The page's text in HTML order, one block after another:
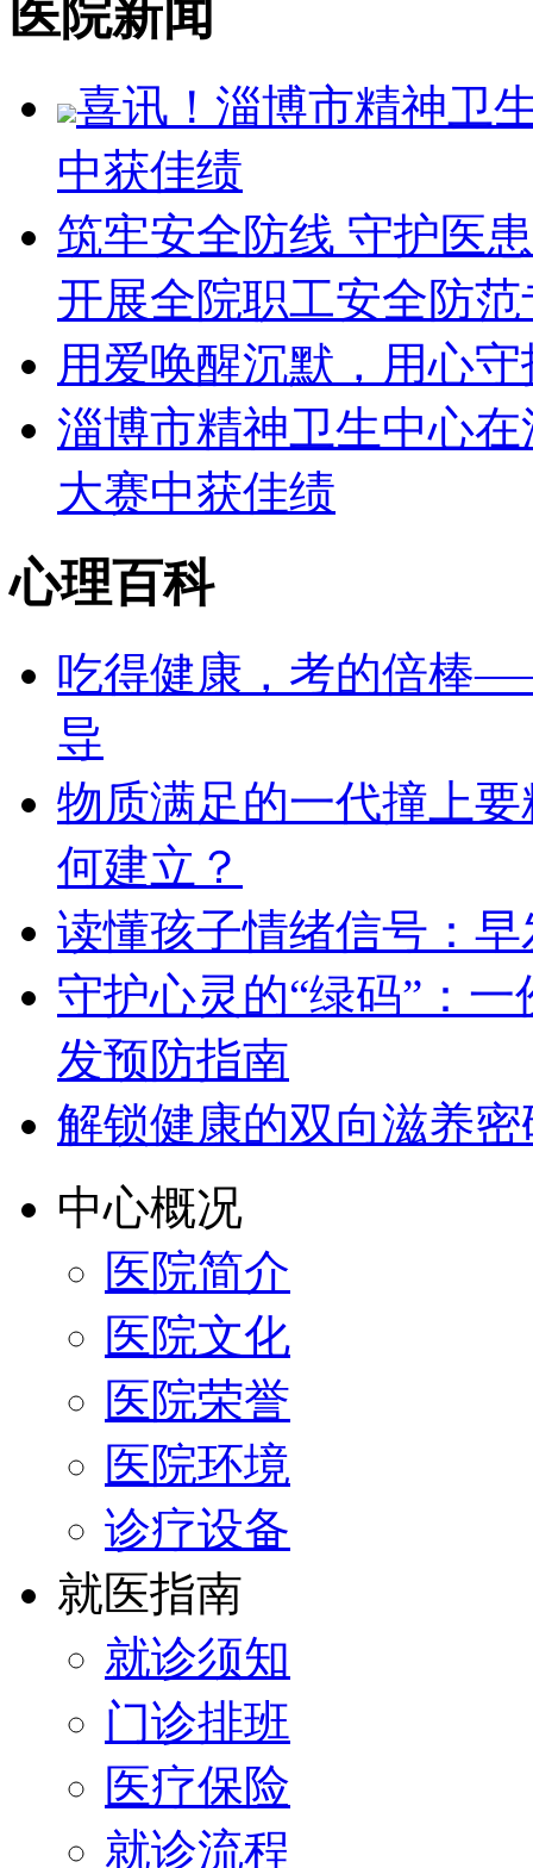
医院新闻
喜讯！淄博市精神卫
中获佳绩
筑牢安全防线 守护医
开展全院职工安全防
用爱唤醒沉默，用心
淄博市精神卫生中心
大赛中获佳绩
心理百科
吃得健康，考的倍棒
导
物质满足的一代撞上
何建立？
读懂孩子情绪信号：
守护心灵的“绿码”：
发预防指南
解锁健康的双向滋养密
中心概况
医院简介
医院文化
医院荣誉
医院环境
诊疗设备
就医指南
就诊须知
门诊排班
医疗保险
就诊流程